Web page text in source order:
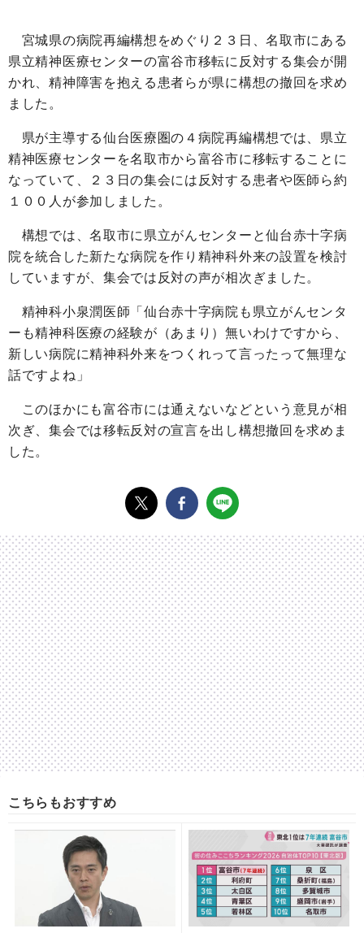
宮城県の病院再編構想をめぐり２３日、名取市にある
県立精神医療センターの富谷市移転に反対する集会が開
かれ、精神障害を抱える患者らが県に構想の撤回を求め
ました。
県が主導する仙台医療圏の４病院再編構想では、県立
精神医療センターを名取市から富谷市に移転することに
なっていて、２３日の集会には反対する患者や医師ら約
１００人が参加しました。
構想では、名取市に県立がんセンターと仙台赤十字病
院を統合した新たな病院を作り精神科外来の設置を検討
していますが、集会では反対の声が相次ぎました。
精神科小泉潤医師「仙台赤十字病院も県立がんセンタ
ーも精神科医療の経験が（あまり）無いわけですから、
新しい病院に精神科外来をつくれって言ったって無理な
話ですよね」
このほかにも富谷市には通えないなどという意見が相
次ぎ、集会では移転反対の宣言を出し構想撤回を求めま
した。
こちらもおすすめ